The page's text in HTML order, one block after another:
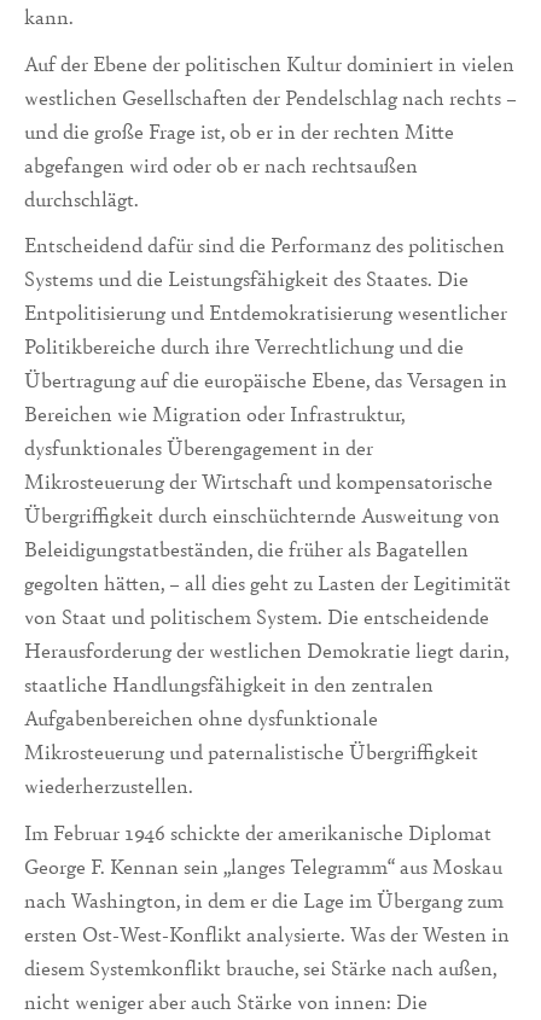
kann.
Auf der Ebene der politischen Kultur dominiert in vielen
westlichen Gesellschaften der Pendelschlag nach rechts –
und die große Frage ist, ob er in der rechten Mitte
abgefangen wird oder ob er nach rechtsaußen
durchschlägt.
Entscheidend dafür sind die Performanz des politischen
Systems und die Leistungsfähigkeit des Staates. Die
Entpolitisierung und Entdemokratisierung wesentlicher
Politikbereiche durch ihre Verrechtlichung und die
Übertragung auf die europäische Ebene, das Versagen in
Bereichen wie Migration oder Infrastruktur,
dysfunktionales Überengagement in der
Mikrosteuerung der Wirtschaft und kompensatorische
Übergriffigkeit durch einschüchternde Ausweitung von
Beleidigungstatbeständen, die früher als Bagatellen
gegolten hätten, – all dies geht zu Lasten der Legitimität
von Staat und politischem System. Die entscheidende
Herausforderung der westlichen Demokratie liegt darin,
staatliche Handlungsfähigkeit in den zentralen
Aufgabenbereichen ohne dysfunktionale
Mikrosteuerung und paternalistische Übergriffigkeit
wiederherzustellen.
Im Februar 1946 schickte der amerikanische Diplomat
George F. Kennan sein „langes Telegramm“ aus Moskau
nach Washington, in dem er die Lage im Übergang zum
ersten Ost-West-Konflikt analysierte. Was der Westen in
diesem Systemkonflikt brauche, sei Stärke nach außen,
nicht weniger aber auch Stärke von innen: Die